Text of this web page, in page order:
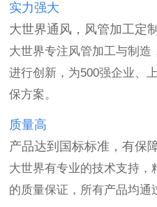
实力强大
大世界通风，风管加工定
大世界专注风管加工与制造
进行创新，为500强企业、
保方案。
质量高
产品达到国标标准，有保障
大世界有专业的技术支持，
的质量保证，所有产品均通